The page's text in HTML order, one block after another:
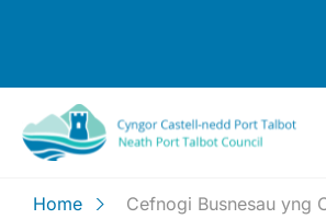
Home
Cefnogi Busnesau yng